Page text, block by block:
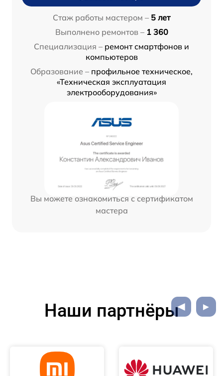
Стаж работы мастером – 5 лет
Выполнено ремонтов – 1 360
Специализация – ремонт смартфонов и
компьютеров
Образование – профильное техническое,
«Техническая эксплуатация
электрооборудования»
Вы можете ознакомиться с сертификатом
мастера
Наши партнёры